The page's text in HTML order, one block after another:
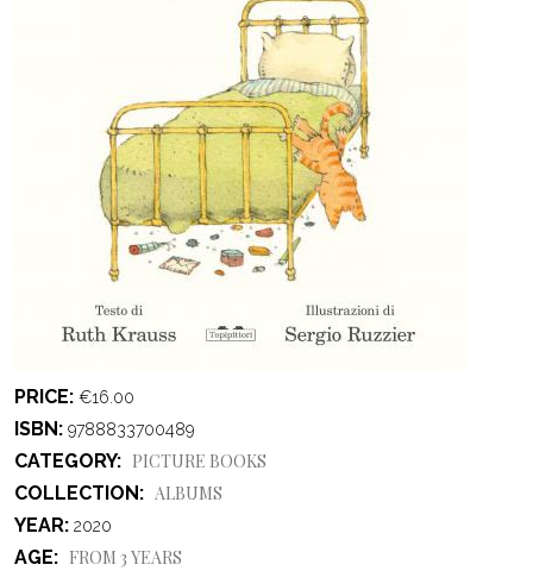
PRICE €16.00
ISBN 9788833700489
CATEGORY
PICTURE BOOKS
COLLECTION
ALBUMS
YEAR 2020
AGE
FROM 3 YEARS